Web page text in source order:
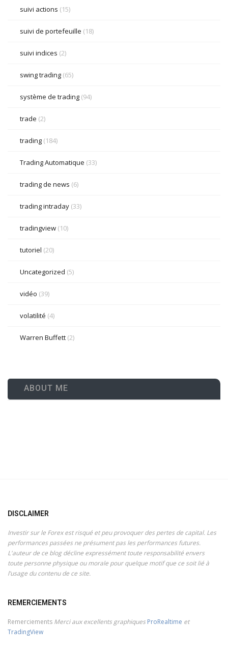
suivi actions (15)
suivi de portefeuille (18)
suivi indices (2)
swing trading (65)
système de trading (94)
trade (2)
trading (184)
Trading Automatique (33)
trading de news (6)
trading intraday (33)
tradingview (10)
tutoriel (20)
Uncategorized (5)
vidéo (39)
volatilité (4)
Warren Buffett (2)
ABOUT ME
DISCLAIMER
Investir sur le Forex est risqué et peu provoquer des pertes de capital. Les
performances passées ne présument pas les performances futures.
L'auteur de ce blog décline expressément toute responsabilité envers
toute personne physique ou morale pour quelque motif que ce soit lié à
l’usage du contenu de ce site.
REMERCIEMENTS
Remerciements Merci aux excellents graphiques ProRealtime et
TradingView